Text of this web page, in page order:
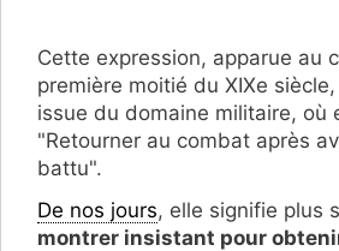
Cette expression, apparue au
première moitié du XIXe
issue du domaine militaire, où
"Retourner au combat après
battu".
De nos jours, elle signifie plus
montrer insistant pour